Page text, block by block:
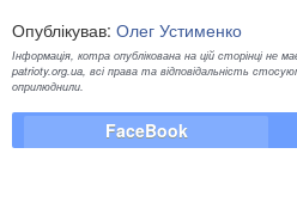
Опублікував: Олег Устименко
Інформація, котра опублікована на цій сторінці не
patrioty.org.ua, всі права та відповідальність
оприлюднили.
FaceBook